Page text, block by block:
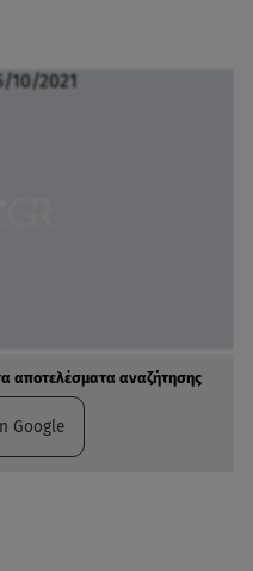
αποτελέσματα αναζήτησης
Google